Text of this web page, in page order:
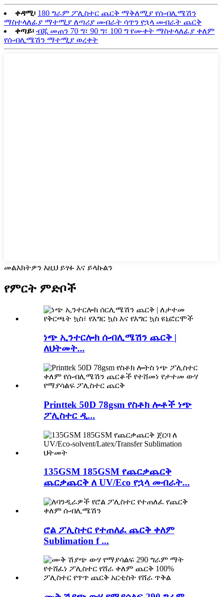
ቀዳሚ፡ 180 ግራም ፖሊስተር ጨርቅ ማቅለሚያ የሱብሊሜሽን
ማስተላለፊያ ማተሚያ ለጣሪያ መብራት ሳጥን የኋላ መብራት ጨርቅ
ቀጣይ፡ ብጁ መጠን 70 ግ፣ 90 ግ፣ 100 ግ የሙቀት ማስተላለፊያ ቀለም
የሱብሊሜሽን ማተሚያ ወረቀት
መልእክትዎን እዚህ ይፃፉ እና ይላኩልን
የምርት ምድቦች
ነጭ ኢንተርሎክ ሱብሊሜሽን ጨርቅ |
ለህትመት...
Printtek 50D 78gsm የስቶክ ሎቶች ነጭ
ፖሊስተር ዲ...
135GSM 185GSM የጨርቃጨርቅ
ጨርቃጨርቅ ለ UV/Eco የኋላ መብራት...
ሮል ፖሊስተር የተጠለፈ ጨርቅ ቀለም
Sublimation f ...